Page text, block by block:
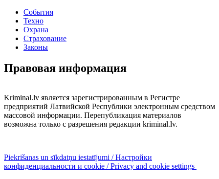
События
Техно
Охрана
Страхование
Законы
Правовая информация
Kriminal.lv является зарегистрированным в Регистре
предприятий Латвийской Республики электронным средством
массовой информации. Перепубликация материалов
возможна только с разрешения редакции kriminal.lv.
Piekrišanas un sīkdatņu iestatījumi / Настройки
конфиденциальности и cookie / Privacy and cookie settings